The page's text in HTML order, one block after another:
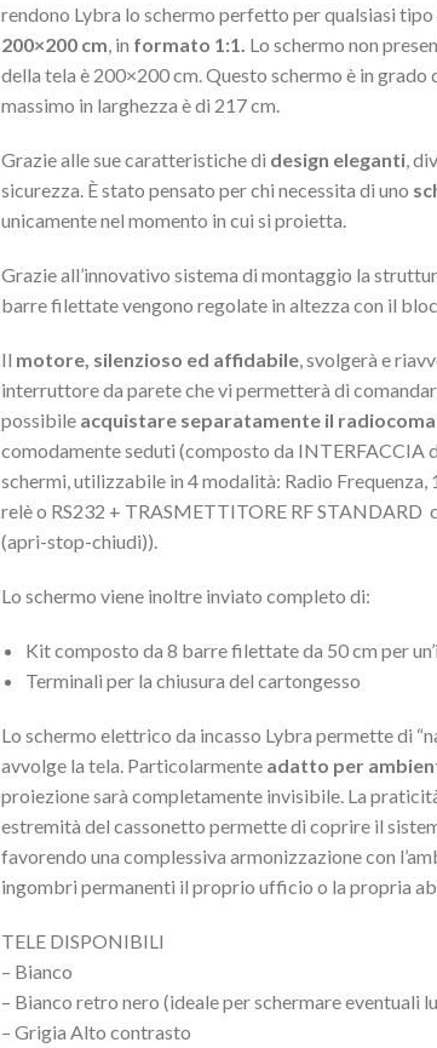
rendono Lybra lo schermo perfetto per qualsiasi tipo
200×200 cm , in formato 1:1. Lo schermo non
della tela è 200×200 cm. Questo schermo è in grado
massimo in larghezza è di 217 cm.
Grazie alle sue caratteristiche di design eleganti,
sicurezza. È stato pensato per chi necessita di uno
unicamente nel momento in cui si proietta.
Grazie all’innovativo sistema di montaggio la
barre filettate vengono regolate in altezza con il
Il motore, silenzioso ed affidabile, svolgerà e
interruttore da parete che vi permetterà di
possibile acquistare separatamente il
comodamente seduti (composto da
schermi, utilizzabile in 4 modalità: Radio
relè o RS232 + TRASMETTITORE RF
(apri-stop-chiudi)).
Lo schermo viene inoltre inviato completo di:
Kit composto da 8 barre filettate da 50 cm per
Terminali per la chiusura del cartongesso
Lo schermo elettrico da incasso Lybra permette di
avvolge la tela. Particolarmente adatto per
proiezione sarà completamente invisibile. La
estremità del cassonetto permette di coprire il
favorendo una complessiva armonizzazione con
ingombri permanenti il proprio ufficio o la propria
TELE DISPONIBILI
– Bianco
– Bianco retro nero (ideale per schermare eventuali
– Grigia Alto contrasto